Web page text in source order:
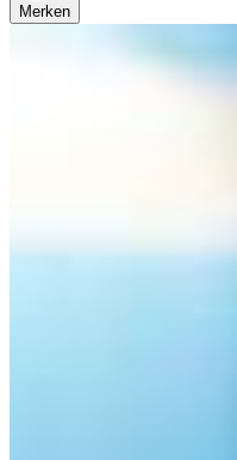
Merken